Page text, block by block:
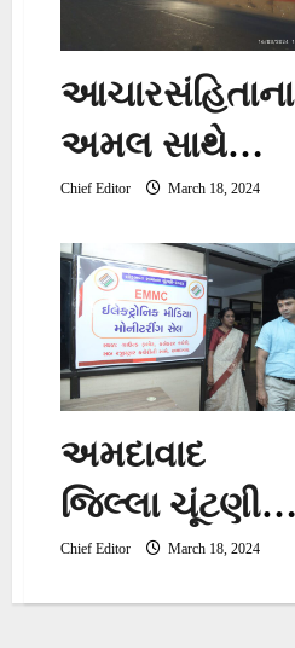
આચારસંહિતાના
અમલ સાથે
અમદાવાદ
જિલ્લામાંથી
પ્રથમ બે
દિવસોમાં
૧૭,૦૭૫
પ્રચારાત્મક
સામગ્રીઓ દૂર
કરાઇ
Chief Editor March 18, 2024
અમદાવાદ
જિલ્લા ચૂંટણી
અધિકારી અને
કલેક્ટર સુશ્રી
Chief Editor March 18, 2024